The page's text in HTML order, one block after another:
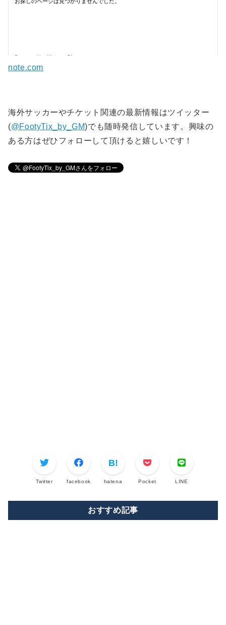
note.com
海外サッカーやチケット関連の最新情報はツイッター
(@FootyTix_by_GM)でも随時発信しています。興味の
ある方はぜひフォローして頂けると嬉しいです！
Twitter facebook hatena Pocket LINE
おすすめ記事